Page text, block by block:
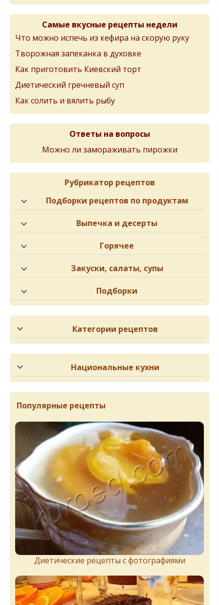
Самые вкусные рецепты недели
Что можно испечь из кефира на скорую руку
Творожная запеканка в духовке
Как приготовить Киевский торт
Диетический гречневый суп
Как солить и вялить рыбу
Ответы на вопросы
Можно ли замораживать пирожки
Рубрикатор рецептов
Подборки рецептов по продуктам
Выпечка и десерты
Горячее
Закуски, салаты, супы
Подборки
Категории рецептов
Национальные кухни
Популярные рецепты
Диетические рецепты с фотографиями